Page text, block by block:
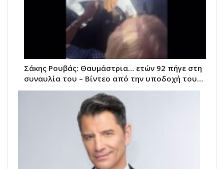
Σάκης Ρουβάς: Θαυμάστρια… ετών 92 πήγε στη
συναυλία του – Βίντεο από την υποδοχή του…